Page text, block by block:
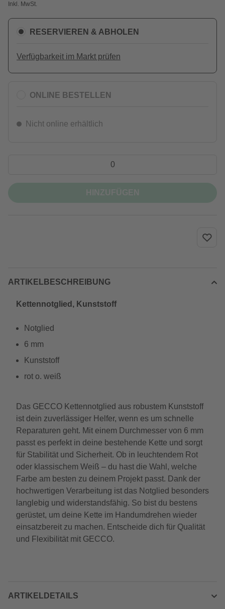
Inkl. MwSt.
RESERVIEREN & ABHOLEN
Verfügbarkeit im Markt prüfen
ONLINE BESTELLEN
Nicht online erhältlich
ARTIKELBESCHREIBUNG
Kettennotglied, Kunststoff
Notglied
6 mm
Kunststoff
rot o. weiß
Das GECCO Kettennotglied aus robustem Kunststoff
ist dein zuverlässiger Helfer, wenn es um schnelle
Reparaturen geht. Mit einem Durchmesser von 6 mm
passt es perfekt in deine bestehende Kette und sorgt
für Stabilität und Sicherheit. Ob in leuchtendem Rot
oder klassischem Weiß – du hast die Wahl, welche
Farbe am besten zu deinem Projekt passt. Dank der
hochwertigen Verarbeitung ist das Notglied besonders
langlebig und widerstandsfähig. So bist du bestens
gerüstet, um deine Kette im Handumdrehen wieder
einsatzbereit zu machen. Entscheide dich für Qualität
und Flexibilität mit GECCO.
ARTIKELDETAILS